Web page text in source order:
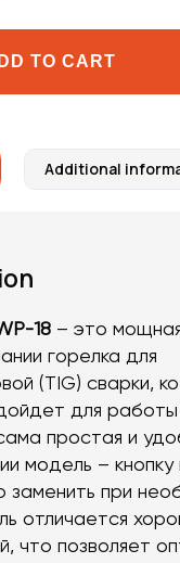
TO CART
Additional
18 – это
горелка для
(TIG) сварки,
для
простая и
модель – кнопку
заменить при
отличается
что позволяет